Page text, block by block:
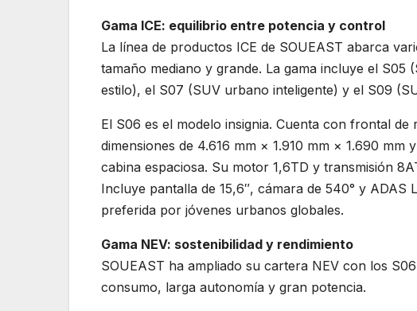
Gama ICE: equilibrio entre potencia y control
La línea de productos ICE de SOUEAST abarca
tamaño mediano y grande. La gama incluye el
estilo), el S07 (SUV urbano inteligente) y el S09
El S06 es el modelo insignia. Cuenta con frontal
dimensiones de 4.616 mm × 1.910 mm × 1.690
cabina espaciosa. Su motor 1,6TD y transmisión
Incluye pantalla de 15,6″, cámara de 540° y
preferida por jóvenes urbanos globales.
Gama NEV: sostenibilidad y rendimiento
SOUEAST ha ampliado su cartera NEV con los
consumo, larga autonomía y gran potencia.